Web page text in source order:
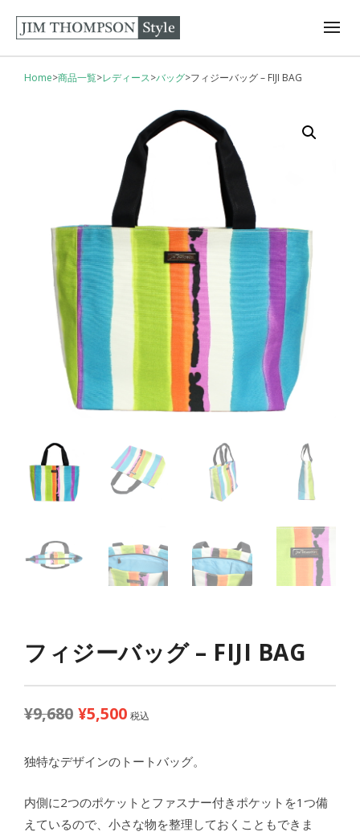
Home>商品一覧>レディース>バッグ>フィジーバッグ – FIJI BAG
フィジーバッグ – FIJI BAG
¥9,680 元
価
は
¥9,680
¥5,500現
格
は
税込
独特なデザインのトートバッグ。
内側に2つのポケットとファスナー付きポケットを1つ備
えているので、小さな物を整理しておくこともできま